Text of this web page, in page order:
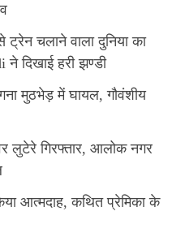
ट्रेन चलाने वाला दुनिया का
ने दिखाई हरी झण्डी
मुठभेड़ में घायल, गौवंशीय
लुटेरे गिरफ्तार, आलोक नगर
आत्मदाह, कथित प्रेमिका के